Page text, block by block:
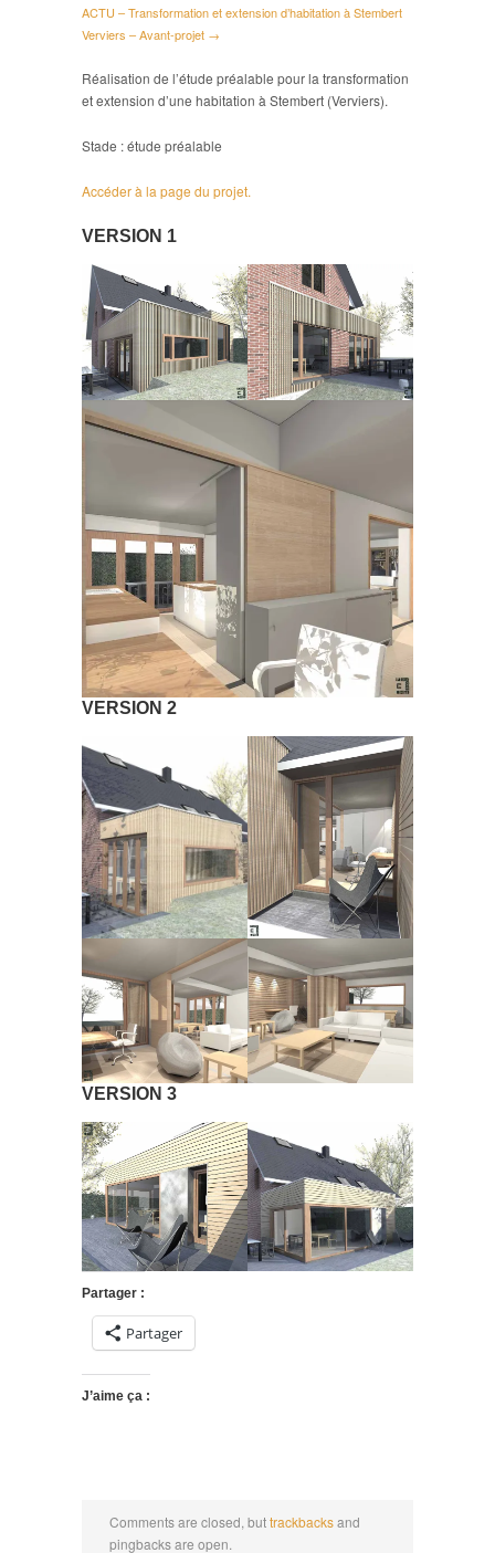
ACTU – Transformation et extension d’habitation à Stembert
Verviers – Avant-projet →
Réalisation de l’étude préalable pour la transformation
et extension d’une habitation à Stembert (Verviers).
Stade : étude préalable
Accéder à la page du projet.
VERSION 1
VERSION 2
VERSION 3
Partager :
Partager
J’aime ça :
Comments are closed, buttrackbacksand
pingbacks are open.